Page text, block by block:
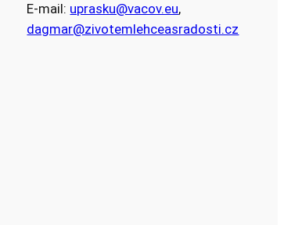
E-mail: uprasku@vacov.eu,
dagmar@zivotemlehceasradosti.cz